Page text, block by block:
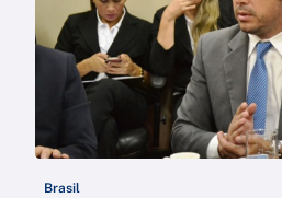
Brasil